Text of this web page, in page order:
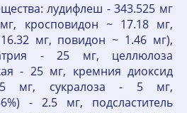
лудифлеш - 343.525 мг
кросповидон ~ 17.18 мг,
мг, повидон ~ 1.46 мг),
- 25 мг, целлюлоза
- 25 мг, кремния диоксид
мг, сукралоза - 5 мг,
- 2.5 мг, подсластитель